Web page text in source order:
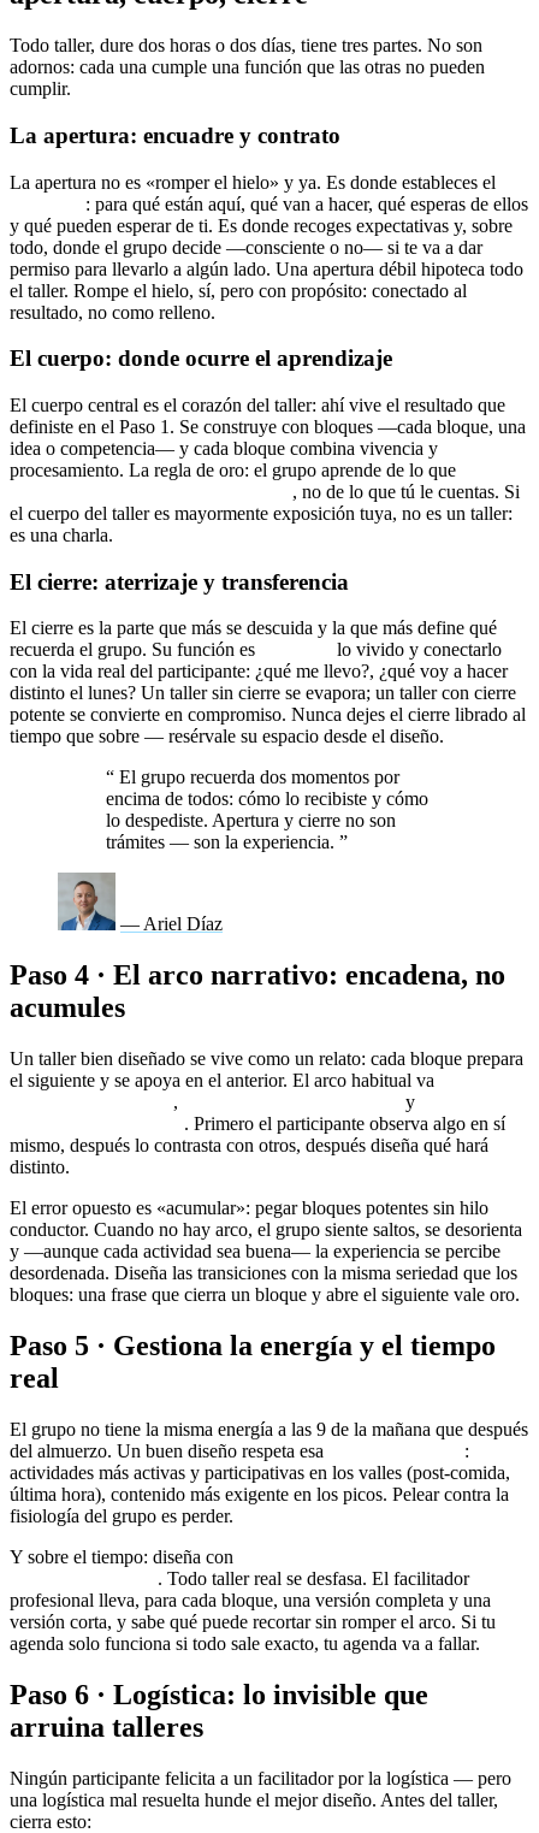
Todo taller, dure dos horas o dos días, tiene tres partes. No son
adornos: cada una cumple una función que las otras no pueden
cumplir.
La apertura: encuadre y contrato
La apertura no es «romper el hielo» y ya. Es donde estableces el
: para qué están aquí, qué van a hacer, qué esperas de ellos
y qué pueden esperar de ti. Es donde recoges expectativas y, sobre
todo, donde el grupo decide —consciente o no— si te va a dar
permiso para llevarlo a algún lado. Una apertura débil hipoteca todo
el taller. Rompe el hielo, sí, pero con propósito: conectado al
resultado, no como relleno.
El cuerpo: donde ocurre el aprendizaje
El cuerpo central es el corazón del taller: ahí vive el resultado que
definiste en el Paso 1. Se construye con bloques —cada bloque, una
idea o competencia— y cada bloque combina vivencia y
procesamiento. La regla de oro: el grupo aprende de lo que
, no de lo que tú le cuentas. Si
el cuerpo del taller es mayormente exposición tuya, no es un taller:
es una charla.
El cierre: aterrizaje y transferencia
El cierre es la parte que más se descuida y la que más define qué
recuerda el grupo. Su función es
lo vivido y conectarlo
con la vida real del participante: ¿qué me llevo?, ¿qué voy a hacer
distinto el lunes? Un taller sin cierre se evapora; un taller con cierre
potente se convierte en compromiso. Nunca dejes el cierre librado al
tiempo que sobre — resérvale su espacio desde el diseño.
“ El grupo recuerda dos momentos por
encima de todos: cómo lo recibiste y cómo
lo despediste. Apertura y cierre no son
trámites — son la experiencia. ”
— Ariel Díaz
Paso 4 · El arco narrativo: encadena, no
acumules
Un taller bien diseñado se vive como un relato: cada bloque prepara
el siguiente y se apoya en el anterior. El arco habitual va
, y
. Primero el participante observa algo en sí
mismo, después lo contrasta con otros, después diseña qué hará
distinto.
El error opuesto es «acumular»: pegar bloques potentes sin hilo
conductor. Cuando no hay arco, el grupo siente saltos, se desorienta
y —aunque cada actividad sea buena— la experiencia se percibe
desordenada. Diseña las transiciones con la misma seriedad que los
bloques: una frase que cierra un bloque y abre el siguiente vale oro.
Paso 5 · Gestiona la energía y el tiempo
real
El grupo no tiene la misma energía a las 9 de la mañana que después
del almuerzo. Un buen diseño respeta esa
:
actividades más activas y participativas en los valles (post-comida,
última hora), contenido más exigente en los picos. Pelear contra la
fisiología del grupo es perder.
Y sobre el tiempo: diseña con
. Todo taller real se desfasa. El facilitador
profesional lleva, para cada bloque, una versión completa y una
versión corta, y sabe qué puede recortar sin romper el arco. Si tu
agenda solo funciona si todo sale exacto, tu agenda va a fallar.
Paso 6 · Logística: lo invisible que
arruina talleres
Ningún participante felicita a un facilitador por la logística — pero
una logística mal resuelta hunde el mejor diseño. Antes del taller,
cierra esto: